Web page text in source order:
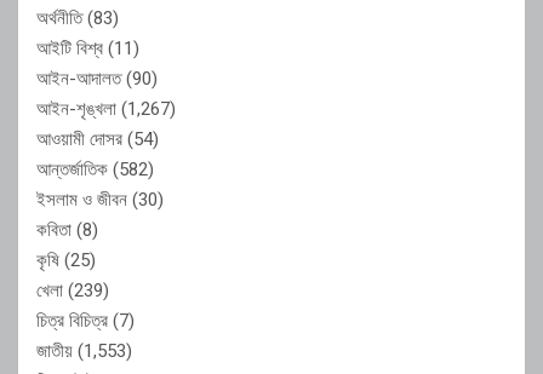
অর্থনীতি(83)
আইটি বিশ্ব (11)
আইন-আদালত(90)
আইন-শৃঙ্খলা (1,267)
আওয়ামী দোসর (54)
আন্তর্জাতিক (582)
ইসলাম ও জীবন (30)
কবিতা (8)
কৃষি (25)
খেলা (239)
চিত্র বিচিত্র (7)
জাতীয় (1,553)